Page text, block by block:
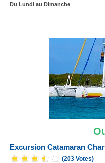
Du Lundi au Dimanche
Excursion Catamaran
(203 Votes)